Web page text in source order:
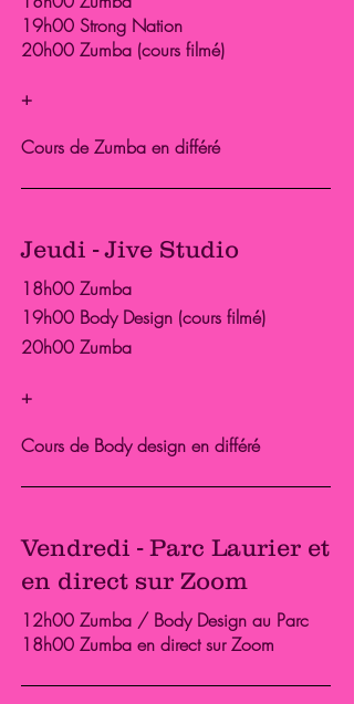
19h00 Strong Nation
20h00 Zumba (cours filmé)
+
Cours de Zumba en différé
Jeudi - Jive Studio
18h00 Zumba
19h00 Body Design (cours filmé)
20h00 Zumba
+
Cours de Body design en différé
Vendredi - Parc Laurier et
en direct sur Zoom
12h00 Zumba / Body Design au Parc
18h00 Zumba en direct sur Zoom